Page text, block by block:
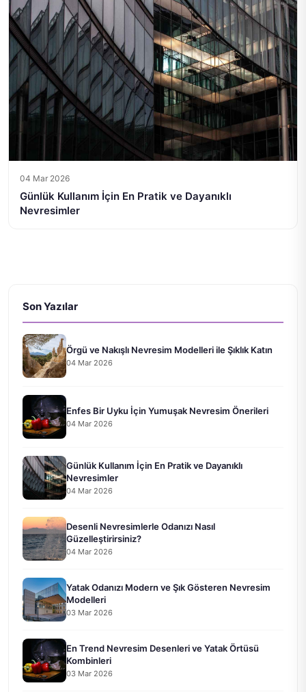
04 Mar 2026
Günlük Kullanım İçin En Pratik ve Dayanıklı
Nevresimler
Son Yazılar
Örgü ve Nakışlı Nevresim Modelleri ile Şıklık Katın
04 Mar 2026
Enfes Bir Uyku İçin Yumuşak Nevresim Önerileri
04 Mar 2026
Günlük Kullanım İçin En Pratik ve Dayanıklı
Nevresimler
04 Mar 2026
Desenli Nevresimlerle Odanızı Nasıl
Güzelleştirirsiniz?
04 Mar 2026
Yatak Odanızı Modern ve Şık Gösteren Nevresim
Modelleri
03 Mar 2026
En Trend Nevresim Desenleri ve Yatak Örtüsü
Kombinleri
03 Mar 2026